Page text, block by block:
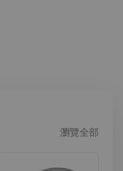
瀏覽全部